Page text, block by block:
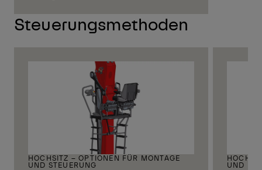
Steuerungsmethoden
HOCHSITZ – OPTIONEN FÜR MONTAGE
UND STEUERUNG UND